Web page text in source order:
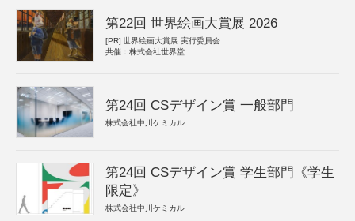
第22回 世界絵画大賞展 2026
[PR] 世界絵画大賞展 実行委員会
共催：株式会社世界堂
第24回 CSデザイン賞 一般部門
株式会社中川ケミカル
第24回 CSデザイン賞 学生部門《学生
限定》
株式会社中川ケミカル